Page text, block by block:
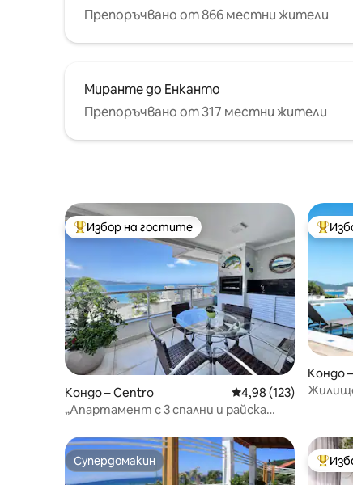
Препоръчвано от 866 местни жители
Миранте до Енканто
Препоръчвано от 317 местни жители
Най-популярен избор на гостите
Избор на гостите
Кондо – Centro Средна оценка:
4,98 (123)
„Апартамент с 3 спални и райска
Най-
Кондо
melho,
Супердомакин
Супердомакин Най-